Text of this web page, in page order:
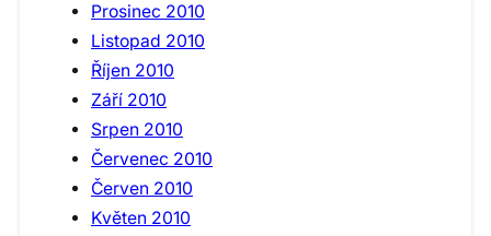
Prosinec 2010
Listopad 2010
Říjen 2010
Září 2010
Srpen 2010
Červenec 2010
Červen 2010
Květen 2010